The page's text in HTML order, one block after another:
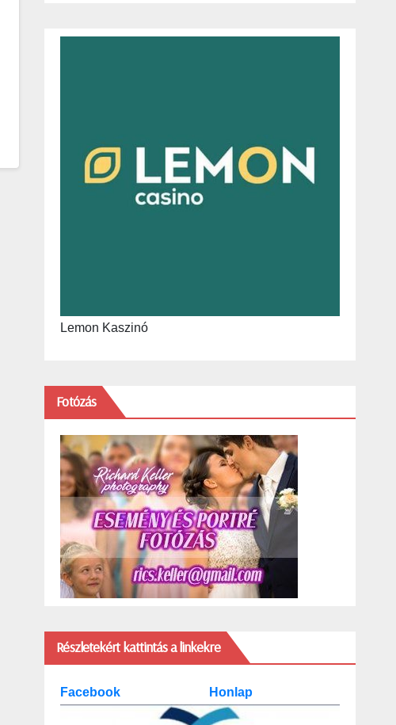
Lemon Kaszinó
Fotózás
Részletekért kattintás a linkekre
Facebook Honlap